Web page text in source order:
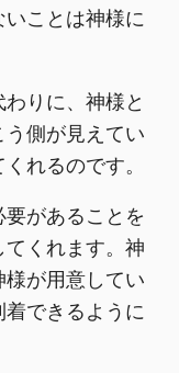
ことは神様に
りに、神様と
側が見えてい
れるのです。
があることを
くれます。神
が用意してい
できるように